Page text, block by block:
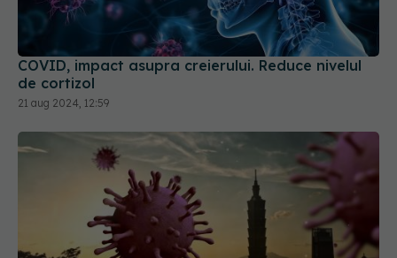
COVID, impact asupra creierului. Reduce nivelul
de cortizol
21 aug 2024, 12:59